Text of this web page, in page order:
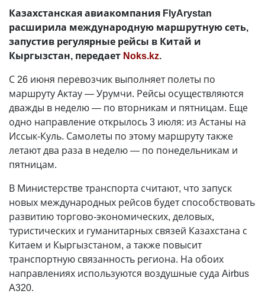
Казахстанская авиакомпания FlyArystan
расширила международную маршрутную сеть,
запустив регулярные рейсы в Китай и
Кыргызстан, передает Noks.kz.
С 26 июня перевозчик выполняет полеты по
маршруту Актау — Урумчи. Рейсы осуществляются
дважды в неделю — по вторникам и пятницам. Еще
одно направление открылось 3 июля: из Астаны на
Иссык-Куль. Самолеты по этому маршруту также
летают два раза в неделю — по понедельникам и
пятницам.
В Министерстве транспорта считают, что запуск
новых международных рейсов будет способствовать
развитию торгово-экономических, деловых,
туристических и гуманитарных связей Казахстана с
Китаем и Кыргызстаном, а также повысит
транспортную связанность региона. На обоих
направлениях используются воздушные суда Airbus
A320.